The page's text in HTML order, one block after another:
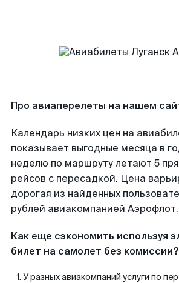
Про авиаперелеты на нашем
Календарь низких цен на
показывает выгодные месяца в
неделю по маршруту летают 5
рейсов с пересадкой. Цена
дорогая из найденных
рублей авиакомпанией Аэрофлот.
Как еще сэкономить используя
билет на самолет без комиссии?
У разных авиакомпаний услуги по